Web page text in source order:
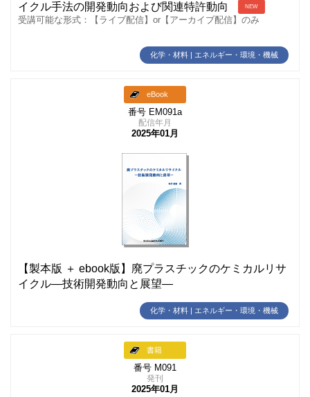
イクル手法の開発動向および関連特許動向
NEW
受講可能な形式：【ライブ配信】or【アーカイブ配信】のみ
化学・材料 | エネルギー・環境・機械
eBook
番号 EM091a
配信年月
2025年01月
【製本版 ＋ ebook版】廃プラスチックのケミカルリサ
イクル―技術開発動向と展望―
化学・材料 | エネルギー・環境・機械
書籍
番号 M091
発刊
2025年01月